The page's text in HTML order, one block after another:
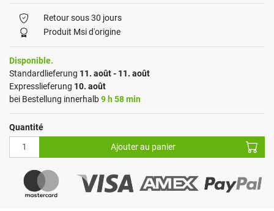
Retour sous 30 jours
Produit Msi d'origine
Disponible.
Standardlieferung 11. août - 11. août
Expresslieferung 10. août
bei Bestellung innerhalb9 h 58 min
Quantité
Ajouter au panier